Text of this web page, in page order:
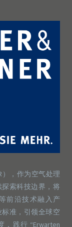
），作为空气处理
索科技边界，将
前沿技术融入产
准，引领全球空
践行 “Erwarten